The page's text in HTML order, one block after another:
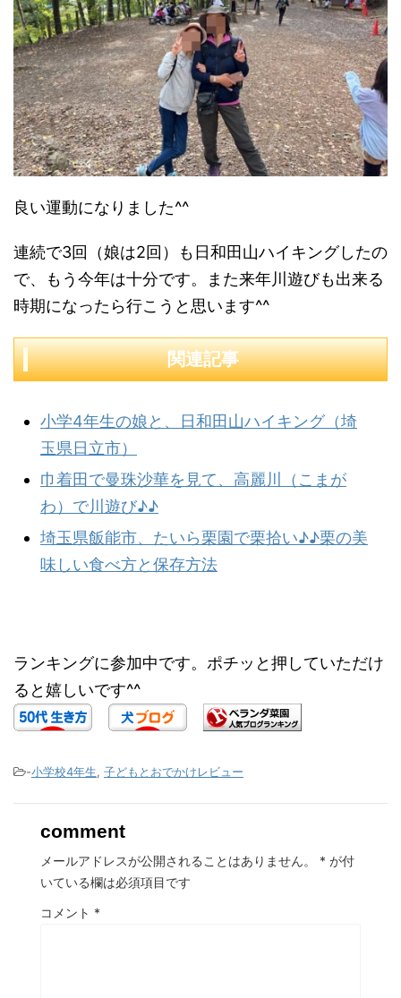
良い運動になりました^^
連続で3回（娘は2回）も日和田山ハイキングしたの
で、もう今年は十分です。また来年川遊びも出来る
時期になったら行こうと思います^^
関連記事
小学4年生の娘と、日和田山ハイキング（埼
玉県日立市）
巾着田で曼珠沙華を見て、高麗川（こまが
わ）で川遊び♪♪
埼玉県飯能市、たいら栗園で栗拾い♪♪栗の美
味しい食べ方と保存方法
ランキングに参加中です。ポチッと押していただけ
ると嬉しいです^^
-小学校4年生, 子どもとおでかけレビュー
comment
メールアドレスが公開されることはありません。 * が付
いている欄は必須項目です
コメント *